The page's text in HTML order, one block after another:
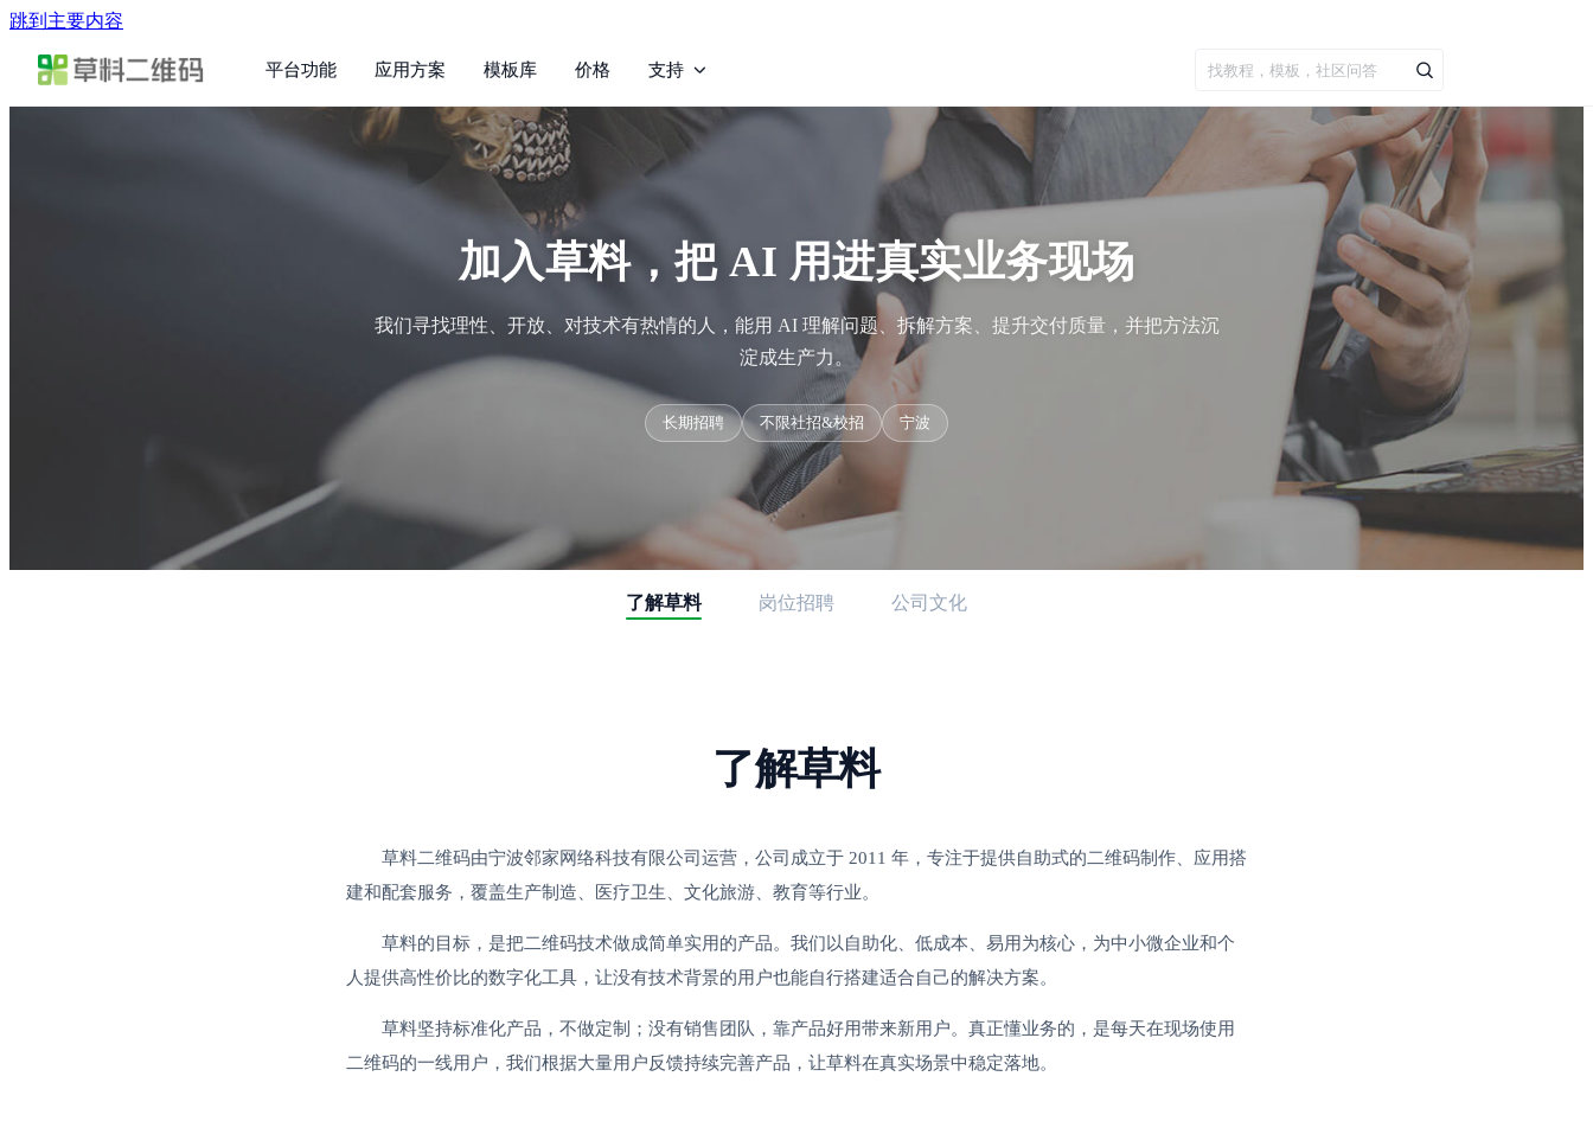
跳到主要内容
平台功能 应用方案 模板库 价格 支持
加入草料，把 AI 用进真实业务现场
我们寻找理性、开放、对技术有热情的人，能用 AI 理解问题、拆解方案、提升交付质量，并把方法沉
淀成生产力。
长期招聘 不限社招&校招 宁波
了解草料 岗位招聘 公司文化
了解草料
草料二维码由宁波邻家网络科技有限公司运营，公司成立于 2011 年，专注于提供自助式的二维码制作、应用搭
建和配套服务，覆盖生产制造、医疗卫生、文化旅游、教育等行业。
草料的目标，是把二维码技术做成简单实用的产品。我们以自助化、低成本、易用为核心，为中小微企业和个
人提供高性价比的数字化工具，让没有技术背景的用户也能自行搭建适合自己的解决方案。
草料坚持标准化产品，不做定制；没有销售团队，靠产品好用带来新用户。真正懂业务的，是每天在现场使用
二维码的一线用户，我们根据大量用户反馈持续完善产品，让草料在真实场景中稳定落地。